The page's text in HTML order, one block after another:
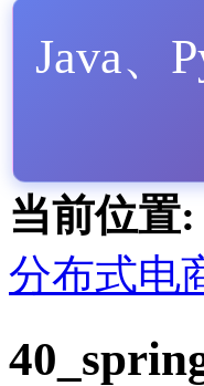
Java、
当前位置:
分布式电